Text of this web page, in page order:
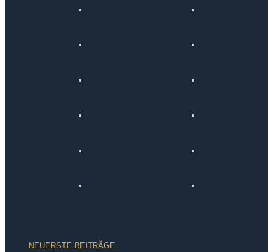
NEUERSTE BEITRÄGE